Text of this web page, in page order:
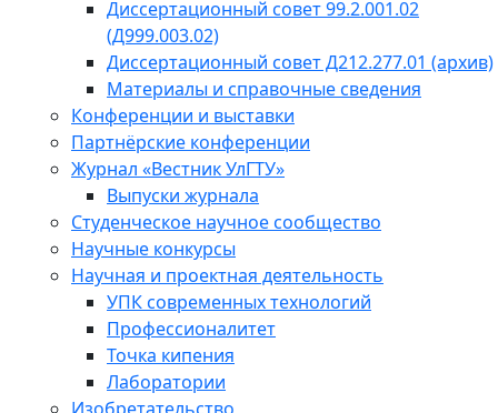
Диссертационный совет 99.2.001.02
(Д999.003.02)
Диссертационный совет Д212.277.01 (архив)
Материалы и справочные сведения
Конференции и выставки
Партнёрские конференции
Журнал «Вестник УлГТУ»
Выпуски журнала
Студенческое научное сообщество
Научные конкурсы
Научная и проектная деятельность
УПК современных технологий
Профессионалитет
Точка кипения
Лаборатории